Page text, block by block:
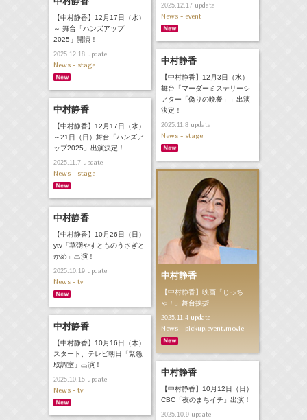
【中村静香】12月17日（水）
～ 舞台「ハンズアップ
2025」開演！
2025.12.18update
News - stage
2025.12.17update
News - event
中村静香
【中村静香】12月3日（水）
舞台「マーダーミステリーシ
アター「偽りの晩餐」」出演
決定！
2025.11.8update
News - stage
中村静香
【中村静香】12月17日（水）
～21日（日）舞台「ハンズア
ップ2025」出演決定！
2025.11.7update
News - stage
中村静香
【中村静香】映画「じっち
ゃ！」舞台挨拶
2025.11.4update
News - pickup,event,movie
中村静香
【中村静香】10月26日（日）
ytv「草彅やすとものうさぎと
かめ」出演！
2025.10.19update
News - tv
中村静香
【中村静香】10月16日（木）
スタート、テレビ朝日「緊急
取調室」出演！
2025.10.15update
News - tv
中村静香
【中村静香】10月12日（日）
CBC「夜のまちイチ」出演！
2025.10.9update